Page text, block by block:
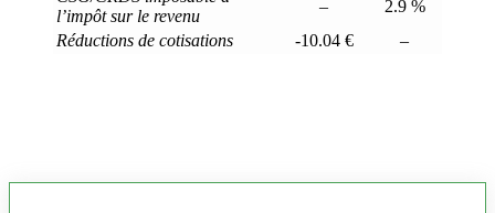
l’impôt sur le revenu
–
2.9 %
Réductions de cotisations
-10.04 € –